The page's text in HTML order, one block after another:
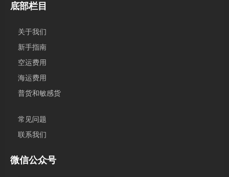
底部栏目
关于我们
新手指南
空运费用
海运费用
普货和敏感货
常见问题
联系我们
微信公众号